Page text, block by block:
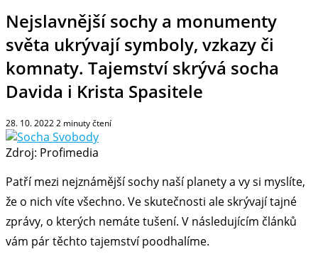
Nejslavnější sochy a monumenty
světa ukrývají symboly, vzkazy či
komnaty. Tajemství skrývá socha
Davida i Krista Spasitele
28. 10. 20222 minuty čtení
Zdroj: Profimedia
Patří mezi nejznámější sochy naší planety a vy si myslíte,
že o nich víte všechno. Ve skutečnosti ale skrývají tajné
zprávy, o kterých nemáte tušení. V následujícím článků
vám pár těchto tajemství poodhalíme.